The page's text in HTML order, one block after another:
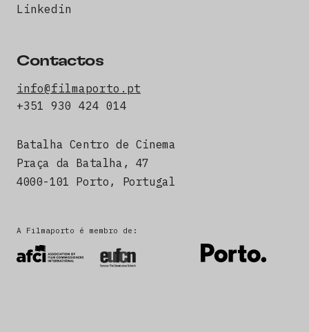
Linkedin
Contactos
info@filmaporto.pt
+351 930 424 014
Batalha Centro de Cinema
Praça da Batalha, 47
4000-101 Porto, Portugal
A Filmaporto é membro de: